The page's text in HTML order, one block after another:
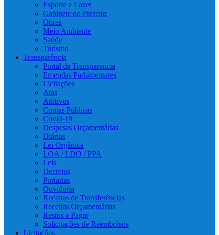
Esporte e Lazer
Gabinete do Prefeito
Obras
Meio Ambiente
Saúde
Turismo
Transparência
Portal da Transparencia
Emendas Parlamentares
Licitações
Atas
Aditivos
Contas Públicas
Covid-19
Despesas Orçamentárias
Diárias
Lei Orgânica
LOA / LDO / PPA
Leis
Decretos
Portarias
Ouvidoria
Receitas de Transferências
Receitas Orçamentárias
Restos a Pagar
Solicitações de Reembolsos
Licitações